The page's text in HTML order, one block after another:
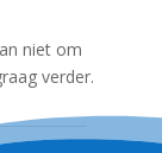
niet om
verder.